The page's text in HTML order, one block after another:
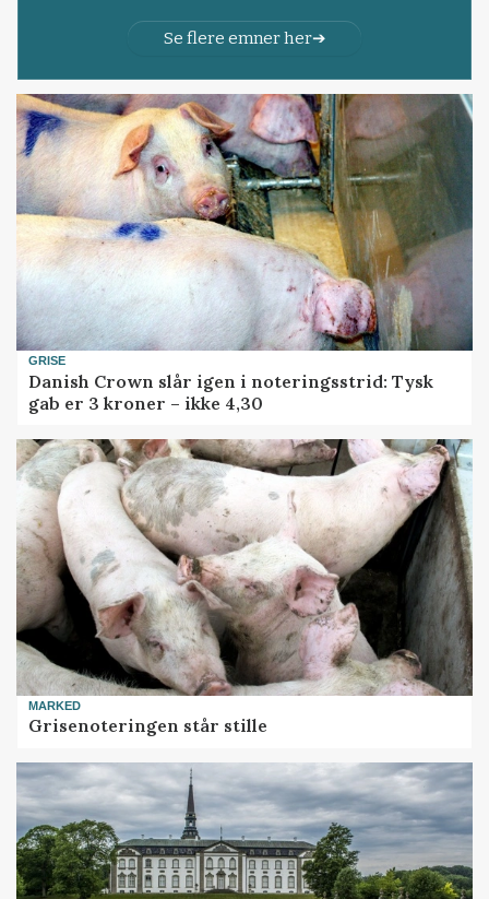
Se flere emner her
GRISE
Danish Crown slår igen i noteringsstrid: Tysk
gab er 3 kroner – ikke 4,30
MARKED
Grisenoteringen står stille